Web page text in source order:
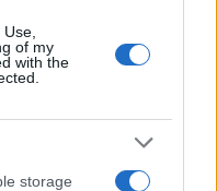
of my
with the
storage
a corpo libero